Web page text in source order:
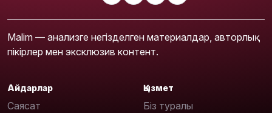
Malim — анализге негізделген материалдар, авторлық
пікірлер мен эксклюзив контент.
Айдарлар
Саясат
Қызмет
Біз туралы